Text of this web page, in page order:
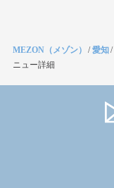
MEZON（メゾン） /愛知/
ニュー詳細